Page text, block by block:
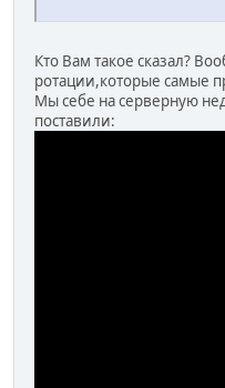
Кто Вам такое сказал?
ротации,которые самые
Мы себе на серверную
поставили: